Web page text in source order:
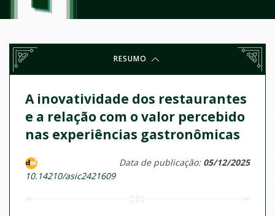
RESUMO
A inovatividade dos restaurantes
e a relação com o valor percebido
nas experiências gastronômicas
10.14210/asic2421609
Data de publicação: 05/12/2025